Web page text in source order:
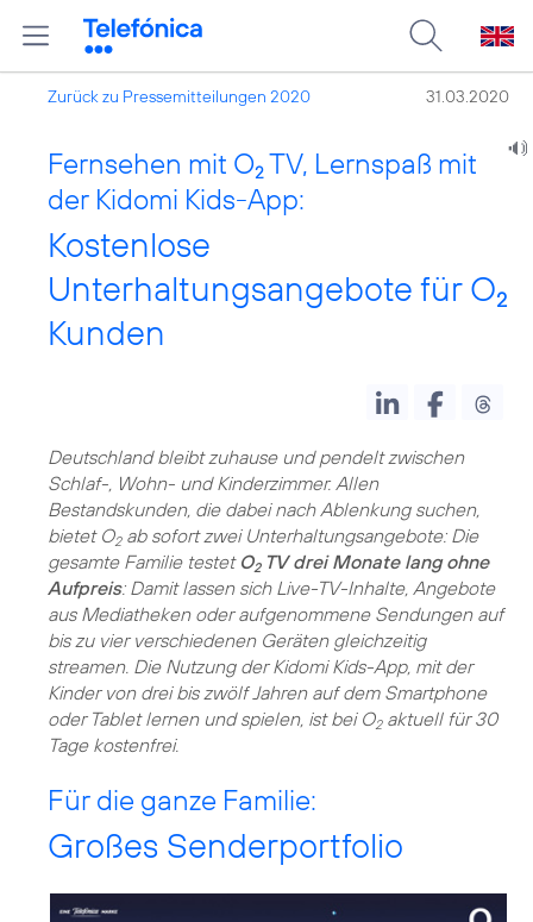
Zurück zu Pressemitteilungen 2020 31.03.2020
Fernsehen mit O2 TV, Lernspaß mit
der Kidomi Kids-App:
Kostenlose
Unterhaltungsangebote für O2
Kunden
Deutschland bleibt zuhause und pendelt zwischen
Schlaf-, Wohn- und Kinderzimmer. Allen
Bestandskunden, die dabei nach Ablenkung suchen,
bietet O2ab sofort zwei Unterhaltungsangebote: Die
gesamte Familie testet O2TV drei Monate lang ohne
Aufpreis: Damit lassen sich Live-TV-Inhalte, Angebote
aus Mediatheken oder aufgenommene Sendungen auf
bis zu vier verschiedenen Geräten gleichzeitig
streamen. Die Nutzung der Kidomi Kids-App, mit der
Kinder von drei bis zwölf Jahren auf dem Smartphone
oder Tablet lernen und spielen, ist bei O2aktuell für 30
Tage kostenfrei.
Für die ganze Familie:
Großes Senderportfolio